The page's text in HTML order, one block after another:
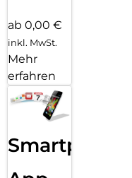
ab 0,00 €
inkl. MwSt.
Mehr
erfahren
Smartphone